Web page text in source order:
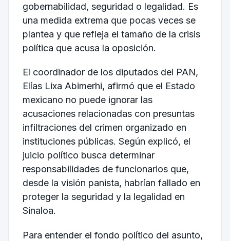
gobernabilidad, seguridad o legalidad. Es
una medida extrema que pocas veces se
plantea y que refleja el tamaño de la crisis
política que acusa la oposición.
El coordinador de los diputados del PAN,
Elías Lixa Abimerhi, afirmó que el Estado
mexicano no puede ignorar las
acusaciones relacionadas con presuntas
infiltraciones del crimen organizado en
instituciones públicas. Según explicó, el
juicio político busca determinar
responsabilidades de funcionarios que,
desde la visión panista, habrían fallado en
proteger la seguridad y la legalidad en
Sinaloa.
Para entender el fondo político del asunto,